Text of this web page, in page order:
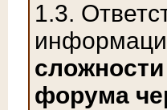
1.3.
форума